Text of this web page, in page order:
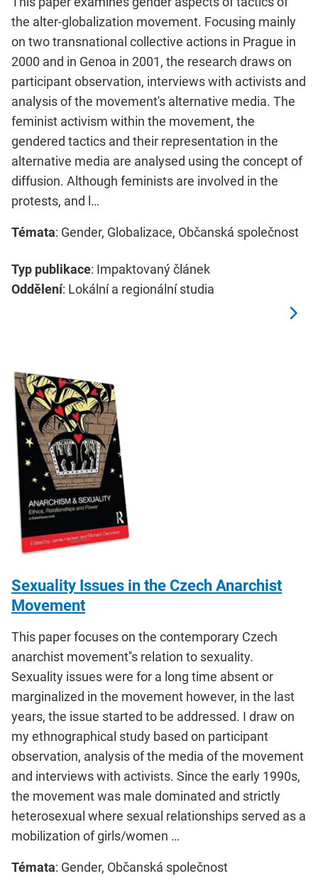
the alter-globalization movement. Focusing mainly
on two transnational collective actions in Prague in
2000 and in Genoa in 2001, the research draws on
participant observation, interviews with activists and
analysis of the movement's alternative media. The
feminist activism within the movement, the
gendered tactics and their representation in the
alternative media are analysed using the concept of
diffusion. Although feminists are involved in the
protests, and l…
Témata: Gender, Globalizace, Občanská společnost
Typ publikace: Impaktovaný článek
Oddělení: Lokální a regionální studia
Sexuality Issues in the Czech Anarchist
Movement
This paper focuses on the contemporary Czech
anarchist movement''s relation to sexuality.
Sexuality issues were for a long time absent or
marginalized in the movement however, in the last
years, the issue started to be addressed. I draw on
my ethnographical study based on participant
observation, analysis of the media of the movement
and interviews with activists. Since the early 1990s,
the movement was male dominated and strictly
heterosexual where sexual relationships served as a
mobilization of girls/women …
Témata: Gender, Občanská společnost